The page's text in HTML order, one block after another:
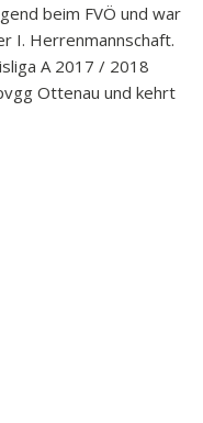
beim FVÖ und war
I. Herrenmannschaft.
A 2017 / 2018
Ottenau und kehrt